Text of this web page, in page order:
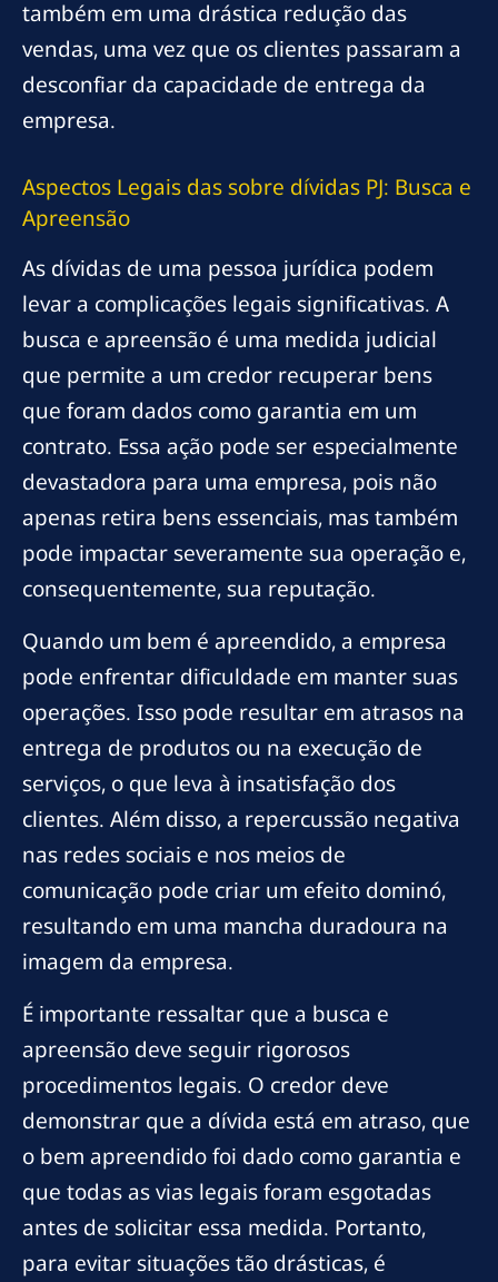
também em uma drástica redução das
vendas, uma vez que os clientes passaram a
desconfiar da capacidade de entrega da
empresa.
Aspectos Legais dassobre dívidas PJ: Busca e
Apreensão
As dívidas de uma pessoa jurídica podem
levar a complicações legais significativas. A
busca e apreensão é uma medida judicial
que permite a um credor recuperar bens
que foram dados como garantia em um
contrato. Essa ação pode ser especialmente
devastadora para uma empresa, pois não
apenas retira bens essenciais, mas também
pode impactar severamente sua operação e,
consequentemente, sua reputação.
Quando um bem é apreendido, a empresa
pode enfrentar dificuldade em manter suas
operações. Isso pode resultar em atrasos na
entrega de produtos ou na execução de
serviços, o que leva à insatisfação dos
clientes. Além disso, a repercussão negativa
nas redes sociais e nos meios de
comunicação pode criar um efeito dominó,
resultando em uma mancha duradoura na
imagem da empresa.
É importante ressaltar que a busca e
apreensão deve seguir rigorosos
procedimentos legais. O credor deve
demonstrar que a dívida está em atraso, que
o bem apreendido foi dado como garantia e
que todas as vias legais foram esgotadas
antes de solicitar essa medida. Portanto,
para evitar situações tão drásticas, é